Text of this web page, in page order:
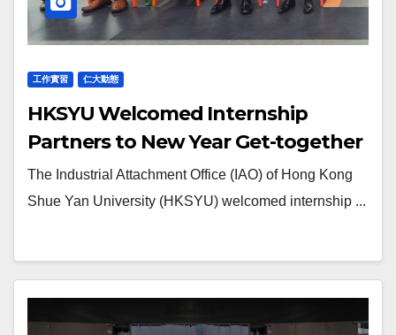
工作實習 仁大動態
HKSYU Welcomed Internship
Partners to New Year Get-together
The Industrial Attachment Office (IAO) of Hong Kong
Shue Yan University (HKSYU) welcomed internship ...